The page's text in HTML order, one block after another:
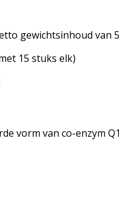
gewichtsinhoud van
15 stuks elk)
vorm van co-